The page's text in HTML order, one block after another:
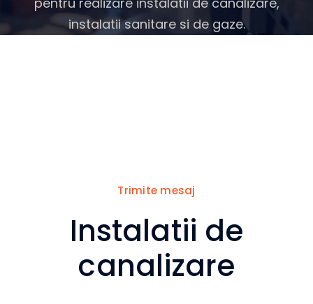
instalatii sanitare si de gaze.
Trimite mesaj
Instalatii de
canalizare